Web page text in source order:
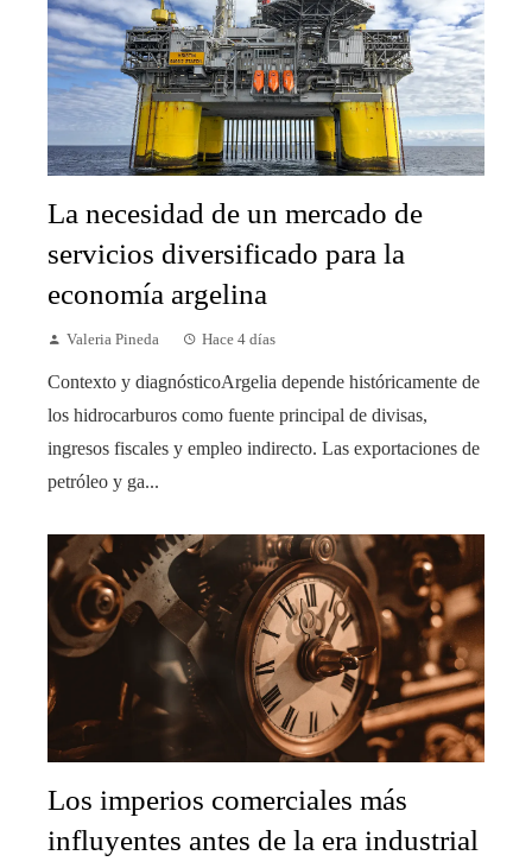
La necesidad de un mercado de
servicios diversificado para la
economía argelina
Valeria Pineda Hace 4 días
Contexto y diagnósticoArgelia depende históricamente de
los hidrocarburos como fuente principal de divisas,
ingresos fiscales y empleo indirecto. Las exportaciones de
petróleo y ga...
Los imperios comerciales más
influyentes antes de la era industrial